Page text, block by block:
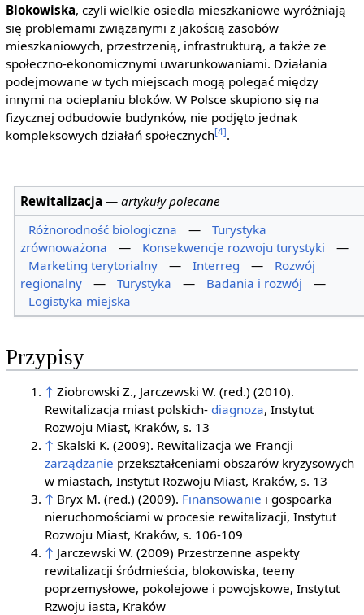
Blokowiska, czyli wielkie osiedla mieszkaniowe wyróżniają
się problemami związanymi z jakością zasobów
mieszkaniowych, przestrzenią, infrastrukturą, a także ze
społeczno-ekonomicznymi uwarunkowaniami. Działania
podejmowane w tych miejscach mogą polegać między
innymi na ocieplaniu bloków. W Polsce skupiono się na
fizycznej odbudowie budynków, nie podjęto jednak
kompleksowych działań społecznych[4].
Rewitalizacja —artykuły polecane
Różnorodność biologiczna
—
Turystyka
zrównoważona
— Konsekwencje rozwoju turystyki
—
Marketing terytorialny
— Interreg —
Rozwój
regionalny
— Turystyka — Badania i rozwój
—
Logistyka miejska
Przypisy
↑ Ziobrowski Z., Jarczewski W. (red.) (2010).
Rewitalizacja miast polskich- diagnoza, Instytut
Rozwoju Miast, Kraków, s. 13
↑ Skalski K. (2009). Rewitalizacja we Francji
zarządzanie przekształceniami obszarów kryzysowych
w miastach, Instytut Rozwoju Miast, Kraków, s. 13
↑ Bryx M. (red.) (2009). Finansowanie i gospoarka
nieruchomościami w procesie rewitalizacji, Instytut
Rozwoju Miast, Kraków, s. 106-109
↑ Jarczewski W. (2009) Przestrzenne aspekty
rewitalizacji śródmieścia, blokowiska, teeny
poprzemysłowe, pokolejowe i powojskowe, Instytut
Rzwoju iasta, Kraków